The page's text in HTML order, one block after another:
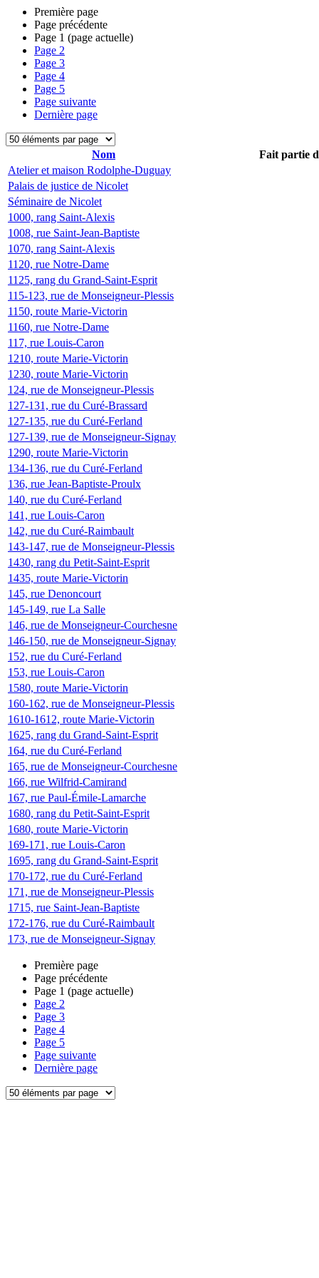
Première page
Page précédente
Page 1 (page actuelle)
Page 2
Page 3
Page 4
Page 5
Page suivante
Dernière page
Nom
Fait partie
Atelier et maison Rodolphe-Duguay
Palais de justice de Nicolet
Séminaire de Nicolet
1000, rang Saint-Alexis
1008, rue Saint-Jean-Baptiste
1070, rang Saint-Alexis
1120, rue Notre-Dame
1125, rang du Grand-Saint-Esprit
115-123, rue de Monseigneur-Plessis
1150, route Marie-Victorin
1160, rue Notre-Dame
117, rue Louis-Caron
1210, route Marie-Victorin
1230, route Marie-Victorin
124, rue de Monseigneur-Plessis
127-131, rue du Curé-Brassard
127-135, rue du Curé-Ferland
127-139, rue de Monseigneur-Signay
1290, route Marie-Victorin
134-136, rue du Curé-Ferland
136, rue Jean-Baptiste-Proulx
140, rue du Curé-Ferland
141, rue Louis-Caron
142, rue du Curé-Raimbault
143-147, rue de Monseigneur-Plessis
1430, rang du Petit-Saint-Esprit
1435, route Marie-Victorin
145, rue Denoncourt
145-149, rue La Salle
146, rue de Monseigneur-Courchesne
146-150, rue de Monseigneur-Signay
152, rue du Curé-Ferland
153, rue Louis-Caron
1580, route Marie-Victorin
160-162, rue de Monseigneur-Plessis
1610-1612, route Marie-Victorin
1625, rang du Grand-Saint-Esprit
164, rue du Curé-Ferland
165, rue de Monseigneur-Courchesne
166, rue Wilfrid-Camirand
167, rue Paul-Émile-Lamarche
1680, rang du Petit-Saint-Esprit
1680, route Marie-Victorin
169-171, rue Louis-Caron
1695, rang du Grand-Saint-Esprit
170-172, rue du Curé-Ferland
171, rue de Monseigneur-Plessis
1715, rue Saint-Jean-Baptiste
172-176, rue du Curé-Raimbault
173, rue de Monseigneur-Signay
Première page
Page précédente
Page 1 (page actuelle)
Page 2
Page 3
Page 4
Page 5
Page suivante
Dernière page